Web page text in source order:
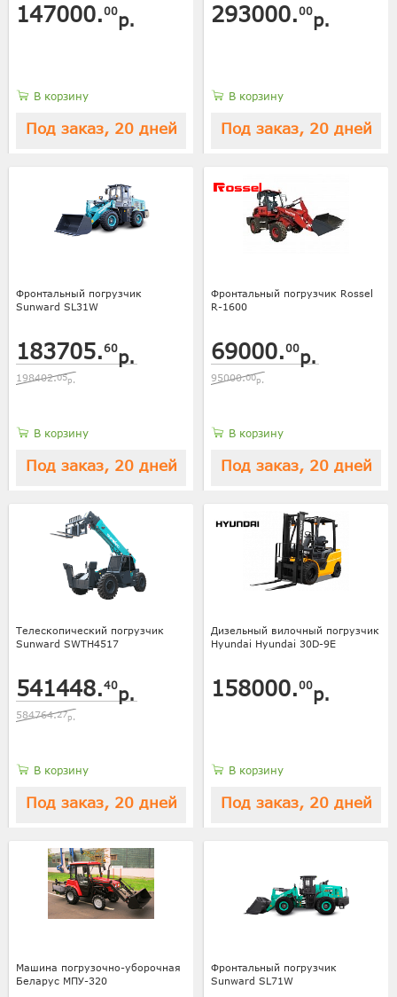
147000.00р.
В корзину
Под заказ, 20 дней
293000.00р.
В корзину
Под заказ, 20 дней
Фронтальный погрузчик
Sunward SL31W
183705.60р.
198402.05р.
В корзину
Под заказ, 20 дней
Фронтальный погрузчик Rossel
R-1600
69000.00р.
95000.00р.
В корзину
Под заказ, 20 дней
Телескопический погрузчик
Sunward SWTH4517
541448.40р.
584764.27р.
В корзину
Под заказ, 20 дней
Дизельный вилочный погрузчик
Hyundai Hyundai 30D-9E
158000.00р.
В корзину
Под заказ, 20 дней
Машина погрузочно-уборочная
Беларус МПУ-320
Фронтальный погрузчик
Sunward SL71W